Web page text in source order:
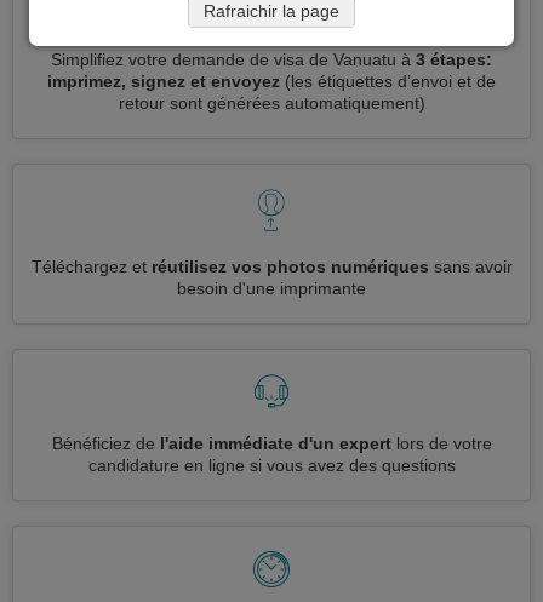
Simplifiez votre demande de visa de Vanuatu à 3 étapes:
imprimez, signez et envoyez (les étiquettes d’envoi et de
retour sont générées automatiquement)
Téléchargez et réutilisez vos photos numériques sans avoir
besoin d'une imprimante
Bénéficiez de l'aide immédiate d'un expertlors de votre
candidature en ligne si vous avez des questions
Rafraichir la page